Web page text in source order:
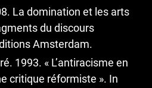
La domination et les arts
du discours
Amsterdam.
1993. « L’antiracisme en
critique réformiste ». In